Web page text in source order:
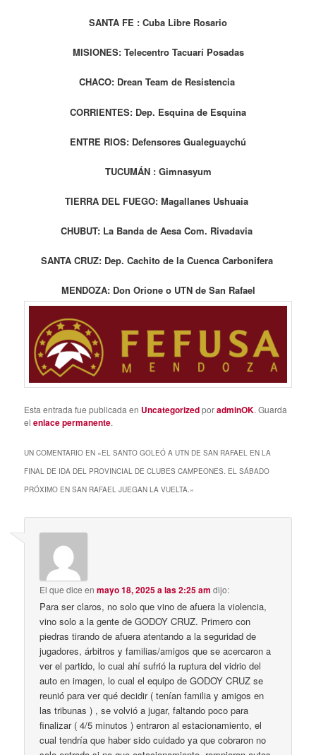
SANTA FE : Cuba Libre Rosario
MISIONES: Telecentro Tacuarí Posadas
CHACO: Drean Team de Resistencia
CORRIENTES: Dep. Esquina de Esquina
ENTRE RIOS: Defensores Gualeguaychú
TUCUMÁN : Gimnasyum
TIERRA DEL FUEGO: Magallanes Ushuaia
CHUBUT: La Banda de Aesa Com. Rivadavia
SANTA CRUZ: Dep. Cachito de la Cuenca Carbonifera
MENDOZA: Don Orione o UTN de San Rafael
Esta entrada fue publicada en UncategorizedporadminOK. Guarda
elenlace permanente.
UN COMENTARIO EN «EL SANTO GOLEÓ A UTN DE SAN RAFAEL EN LA
FINAL DE IDA DEL PROVINCIAL DE CLUBES CAMPEONES. EL SÁBADO
PRÓXIMO EN SAN RAFAEL JUEGAN LA VUELTA. »
El que dice enmayo 18, 2025 a las 2:25 am dijo:
Para ser claros, no solo que vino de afuera la violencia,
vino solo a la gente de GODOY CRUZ. Primero con
piedras tirando de afuera atentando a la seguridad de
jugadores, árbitros y familias/amigos que se acercaron a
ver el partido, lo cual ahí sufrió la ruptura del vidrio del
auto en imagen, lo cual el equipo de GODOY CRUZ se
reunió para ver qué decidir ( tenían familia y amigos en
las tribunas ) , se volvió a jugar, faltando poco para
finalizar ( 4/5 minutos ) entraron al estacionamiento, el
cual tendría que haber sido cuidado ya que cobraron no